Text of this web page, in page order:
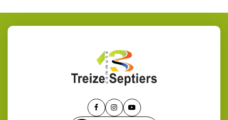
Lien Lien Lien